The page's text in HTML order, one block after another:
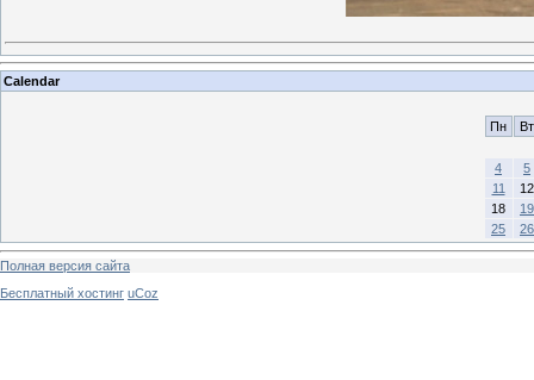
Calendar
Пн Вт
4
5
11
12
18
19
25
26
Полная версия сайта
Бесплатный хостинг uCoz